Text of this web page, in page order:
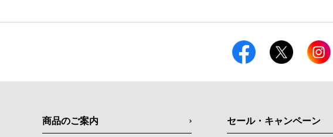
商品のご案内 セール・キャンペーン